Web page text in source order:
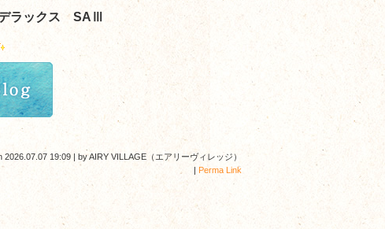
ラックス SAⅢ
2026.07.07 19:09 byAIRY VILLAGE（エアリーヴィレッジ）
Perma Link